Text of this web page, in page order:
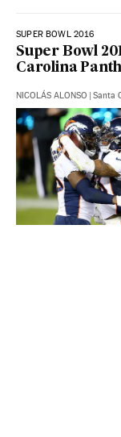
SUPER BOWL 2016
Super Bowl
Carolina
NICOLÁS ALONSO Santa